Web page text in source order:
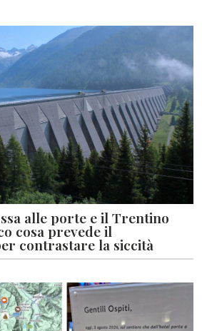
alle porte e il Trentino
cosa prevede il
contrastare la siccità